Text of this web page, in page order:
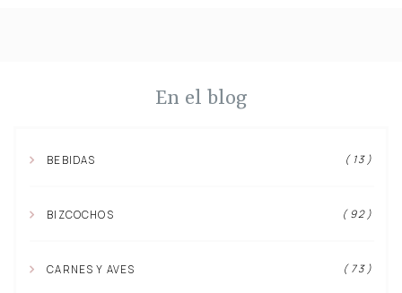
En el blog
BEBIDAS ( 13 )
BIZCOCHOS ( 92 )
CARNES Y AVES ( 73 )